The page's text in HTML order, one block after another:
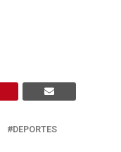
DEPORTES